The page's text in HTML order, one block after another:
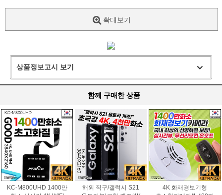
확대보기
상품정보고시 보기
함께 구매한 상품
KC-M800UHD 1400만
해외 직구/갤럭시 S21
4K 화재경보기형